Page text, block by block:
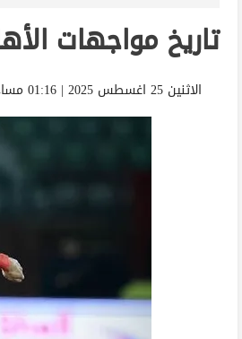
تاريخ مواجهات
الاثنين 25 اغسطس 2025 | 01:16 مساءً